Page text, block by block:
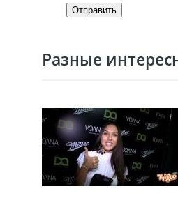
Отправить
Разные